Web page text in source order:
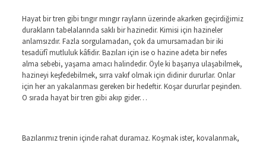
Hayat bir tren gibi tıngır mıngır rayların üzerinde akarken geçirdiğimiz
durakların tabelalarında saklı bir hazinedir. Kimisi için hazineler
anlamsızdır. Fazla sorgulamadan, çok da umursamadan bir iki
tesadüfî mutluluk kâfidir. Bazıları için ise o hazine adeta bir nefes
alma sebebi, yaşama amacı halindedir. Öyle ki başarıya ulaşabilmek,
hazineyi keşfedebilmek, sırra vakıf olmak için didinir dururlar. Onlar
için her an yakalanması gereken bir hedeftir. Koşar dururlar peşinden.
O sırada hayat bir tren gibi akıp gider…
Bazılarımız trenin içinde rahat duramaz. Koşmak ister, kovalanmak,